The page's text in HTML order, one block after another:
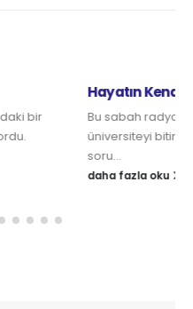
geldim, sunucu: “ Hangi
yapıyorsunuz?” diye bir